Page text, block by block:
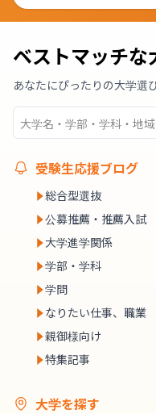
ベストマッチな
あなたにぴったりの大学選
受験生応援ブログ
総合型選抜
公募推薦・推薦入試
大学進学関係
学部・学科
学問
なりたい仕事、職業
親御様向け
特集記事
大学を探す